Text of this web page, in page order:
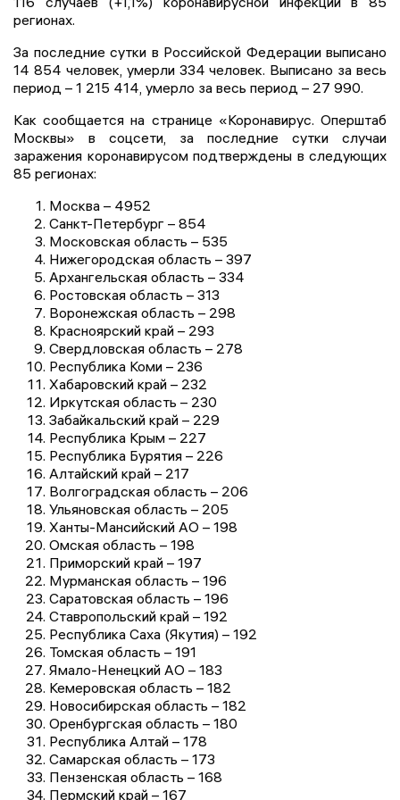
регионах.
За последние сутки в Российской Федерации выписано
14 854 человек, умерли 334 человек. Выписано за весь
период – 1 215 414, умерло за весь период – 27 990.
Как сообщается на странице «Коронавирус. Оперштаб
Москвы» в соцсети, за последние сутки случаи
заражения коронавирусом подтверждены в следующих
85 регионах:
Москва – 4952
Санкт-Петербург – 854
Московская область – 535
Нижегородская область – 397
Архангельская область – 334
Ростовская область – 313
Воронежская область – 298
Красноярский край – 293
Свердловская область – 278
Республика Коми – 236
Хабаровский край – 232
Иркутская область – 230
Забайкальский край – 229
Республика Крым – 227
Республика Бурятия – 226
Алтайский край – 217
Волгоградская область – 206
Ульяновская область – 205
Ханты-Мансийский АО – 198
Омская область – 198
Приморский край – 197
Мурманская область – 196
Саратовская область – 196
Ставропольский край – 192
Республика Саха (Якутия) – 192
Томская область – 191
Ямало-Ненецкий АО – 183
Кемеровская область – 182
Новосибирская область – 182
Оренбургская область – 180
Республика Алтай – 178
Самарская область – 173
Пензенская область – 168
Пермский край – 167